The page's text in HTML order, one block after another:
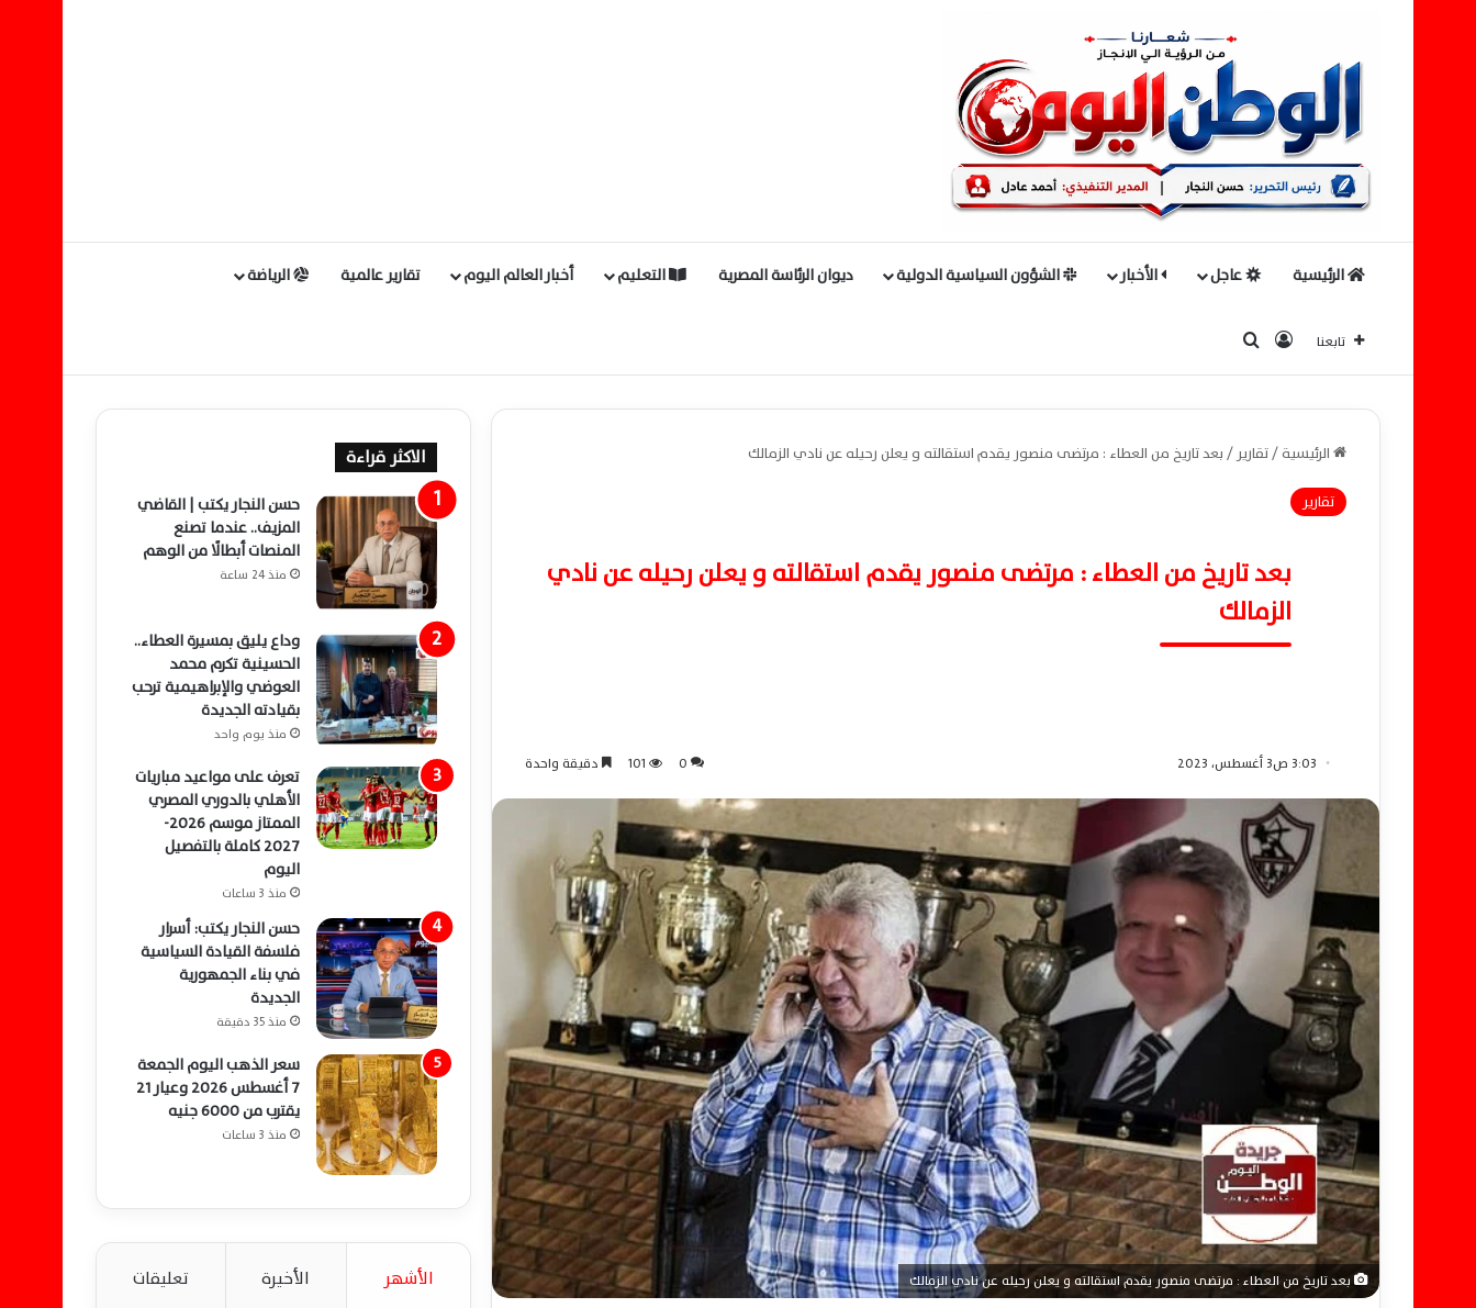
الرئيسية عاجل الأخبار الشؤون السياسية الدولية ديوان الرئاسة المصرية التعليم أخبار العالم اليوم تقارير عالمية الرياضة
تابعنا تسجيل الدخول
الرئيسية/تقارير /بعد تاريخ من العطاء : مرتضى منصور يقدم استقالته و يعلن رحيله عن نادي الزمالك
تقارير
بعد تاريخ من العطاء : مرتضى منصور يقدم استقالته و يعلن رحيله عن نادي
الزمالك
3:03 ص3 أغسطس، 2023 0
101 دقيقة واحدة
بعد تاريخ من العطاء : مرتضى منصور يقدم استقالته و يعلن رحيله عن نادي الزمالك
الاكثر قراءة
حسن النجار يكتب | القاضي
المزيف.. عندما تصنع
المنصات أبطالًا من الوهم
منذ 24 ساعة
وداع يليق بمسيرة العطاء..
الحسينية تكرم محمد
العوضي والإبراهيمية ترحب
بقيادته الجديدة
منذ يوم واحد
تعرف على مواعيد مباريات
الأهلي بالدوري المصري
الممتاز موسم 2026-
2027 كاملة بالتفصيل
اليوم
منذ 3 ساعات
حسن النجار يكتب: أسرار
فلسفة القيادة السياسية
في بناء الجمهورية
الجديدة
منذ 35 دقيقة
سعر الذهب اليوم الجمعة
7 أغسطس 2026 وعيار 21
يقترب من 6000 جنيه
منذ 3 ساعات
الأشهر الأخيرة تعليقات